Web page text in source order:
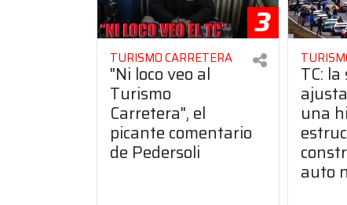
3
TURISMO CARRETERA
"Ni loco veo al
Turismo
Carretera", el
picante comentario
de Pedersoli
TC:
una
auto